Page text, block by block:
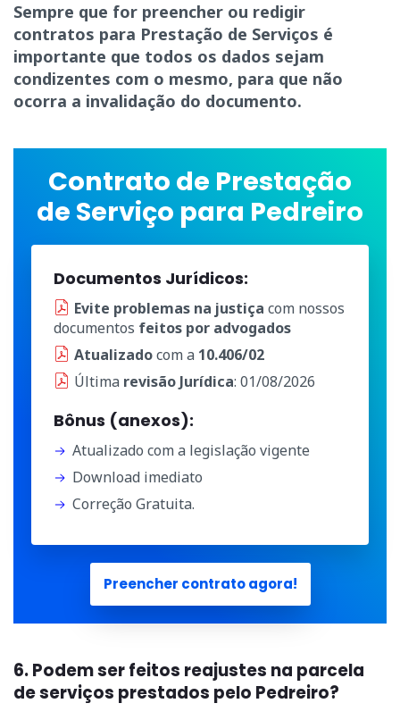
Sempre que for preencher ou redigir
contratos para Prestação de Serviços é
importante que todos os dados sejam
condizentes com o mesmo, para que não
ocorra a invalidação do documento.
Contrato de Prestação
de Serviço para Pedreiro
Documentos Jurídicos:
Evite problemas na justiça com nossos
documentos feitos por advogados
Atualizadocom a 10.406/02
Última revisão Jurídica: 01/08/2026
Bônus (anexos):
Atualizado com a legislação vigente
Download imediato
Correção Gratuita.
Preencher contrato agora!
6. Podem ser feitos reajustes na parcela
de serviços prestados pelo Pedreiro?